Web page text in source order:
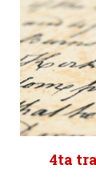
4ta